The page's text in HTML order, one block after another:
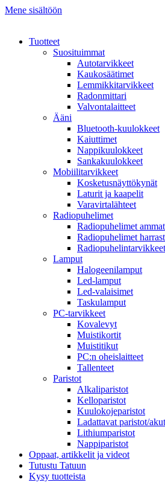
Mene sisältöön
Tuotteet
Suosituimmat
Autotarvikkeet
Kaukosäätimet
Lemmikkitarvikkeet
Radonmittari
Valvontalaitteet
Ääni
Bluetooth-kuulokkeet
Kaiuttimet
Nappikuulokkeet
Sankakuulokkeet
Mobiilitarvikkeet
Kosketusnäyttökynät
Laturit ja kaapelit
Varavirtalähteet
Radiopuhelimet
Radiopuhelimet
Radiopuhelimet
Radiopuhelintarvikkeet
Lamput
Halogeenilamput
Led-lamput
Led-valaisimet
Taskulamput
PC-tarvikkeet
Kovalevyt
Muistikortit
Muistitikut
PC:n oheislaitteet
Tallenteet
Paristot
Alkaliparistot
Kelloparistot
Kuulokojeparistot
Ladattavat paristot/akut
Lithiumparistot
Nappiparistot
Oppaat, artikkelit ja videot
Tutustu Tatuun
Kysy tuotteista